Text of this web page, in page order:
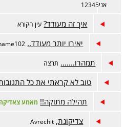
אני12345
איך זה מעודד? עין הקורא
יאירו יותר מעודד..
תמהרו....... תרצה
טוב לא קראתי את כל
תהילה מתוקה!! מאמע צאדיקה
צדיקונת, Avrechit